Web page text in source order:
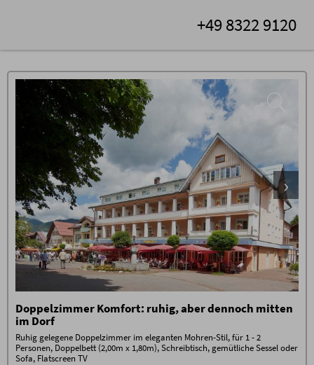
+49 8322 9120
Doppelzimmer Komfort: ruhig, aber dennoch mitten
im Dorf
Ruhig gelegene Doppelzimmer im eleganten Mohren-Stil, für 1 - 2
Personen, Doppelbett (2,00m x 1,80m), Schreibtisch, gemütliche Sessel oder
Sofa, Flatscreen TV